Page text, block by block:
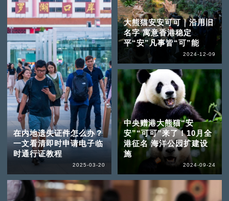
在内地遗失证件怎么办？
一文看清即时申请电子临
时通行证教程
2025-03-20
大熊猫安安可可｜沿用旧
名字 寓意香港稳定
平“安”凡事皆“可”能
2024-12-09
中央赠港大熊猫“安
安”“可可”来了！10月全
港征名 海洋公园扩建设
施
2024-09-24